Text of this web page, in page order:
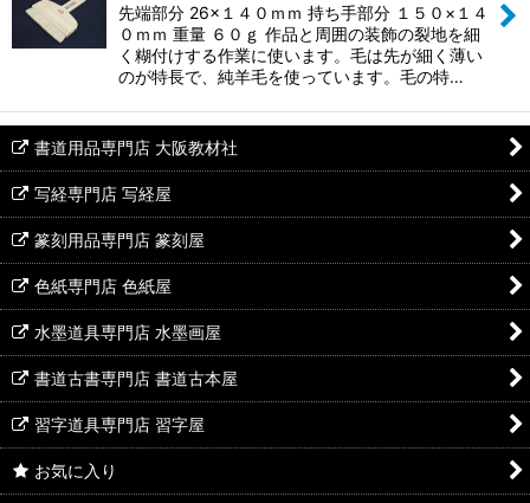
先端部分 26×１４０ｍｍ 持ち手部分 １５０×１４
０ｍｍ 重量 ６０ｇ 作品と周囲の装飾の裂地を細
く糊付けする作業に使います。毛は先が細く薄い
のが特長で、純羊毛を使っています。毛の特…
書道用品専門店 大阪教材社
写経専門店 写経屋
篆刻用品専門店 篆刻屋
色紙専門店 色紙屋
水墨道具専門店 水墨画屋
書道古書専門店 書道古本屋
習字道具専門店 習字屋
お気に入り